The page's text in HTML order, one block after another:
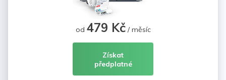
od 479 Kč/ měsíc
Získat
předplatné